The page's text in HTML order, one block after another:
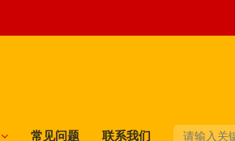
常见问题 联系我们